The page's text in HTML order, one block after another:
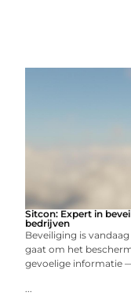
Sitcon: Expert in
bedrijven
Beveiliging is
gaat om het
gevoelige informatie
...